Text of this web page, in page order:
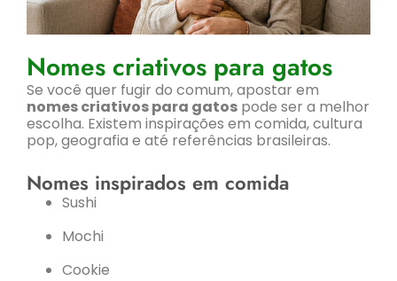
Nomes criativos para gatos
Se você quer fugir do comum, apostar em
nomes criativos para gatos pode ser a melhor
escolha. Existem inspirações em comida, cultura
pop, geografia e até referências brasileiras.
Nomes inspirados em comida
Sushi
Mochi
Cookie